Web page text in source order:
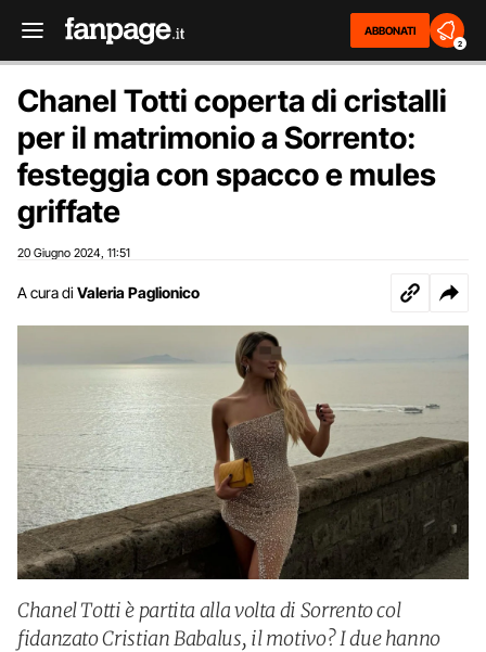
ABBONATI
2
Chanel Totti coperta di cristalli
per il matrimonio a Sorrento:
festeggia con spacco e mules
griffate
20 Giugno 2024 11:51
A cura di Valeria Paglionico
Chanel Totti è partita alla volta di Sorrento col
fidanzato Cristian Babalus, il motivo? I due hanno